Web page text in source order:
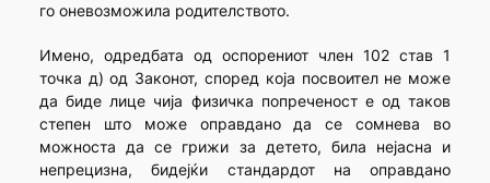
го оневозможила родителството.
Имено, одредбата од оспорениот член 102 став 1
точка д) од Законот, според која посвоител не може
да биде лице чија физичка попреченост е од таков
степен што може оправдано да се сомнева во
можноста да се грижи за детето, била нејасна и
непрецизна, бидејќи стандардот на оправдано